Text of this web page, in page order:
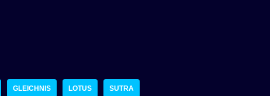
GLEICHNIS LOTUS SUTRA